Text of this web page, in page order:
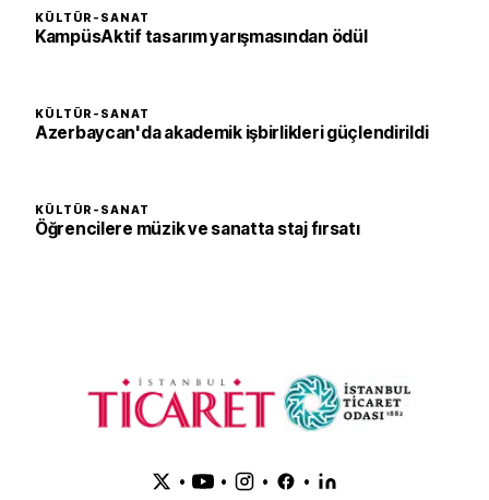
KÜLTÜR-SANAT
KampüsAktif tasarım yarışmasından ödül
KÜLTÜR-SANAT
Azerbaycan'da akademik işbirlikleri güçlendirildi
KÜLTÜR-SANAT
Öğrencilere müzik ve sanatta staj fırsatı
• • • •